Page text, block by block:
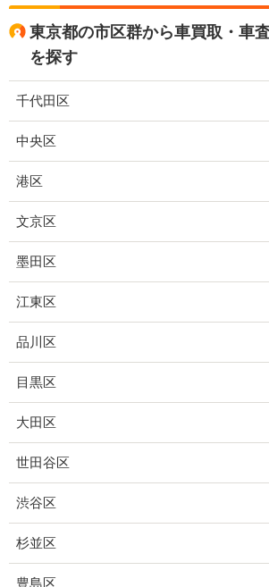
東京都の市区群から車買取・車
を探す
千代田区
中央区
港区
文京区
墨田区
江東区
品川区
目黒区
大田区
世田谷区
渋谷区
杉並区
豊島区